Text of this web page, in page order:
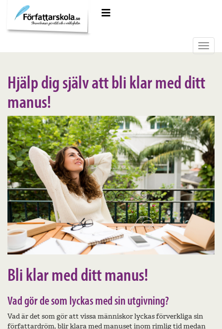
Hjälp dig själv att bli klar med ditt
manus!
Bli klar med ditt manus!
Vad gör de som lyckas med sin utgivning?
Vad är det som gör att vissa människor lyckas förverkliga sin
författardröm, blir klara med manuset inom rimlig tid medan